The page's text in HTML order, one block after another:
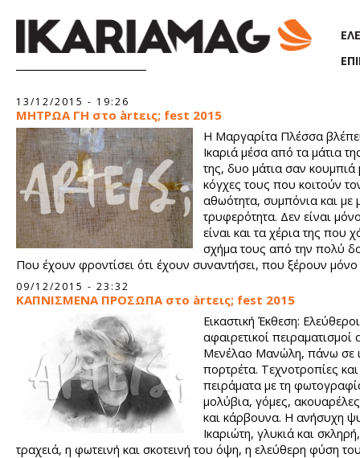
13/12/2015 - 19:26
ΜΗΤΡΩΑ ΓΗ στο àrtεις; fest 2015
Η Μαργαρίτα Πλέσσα
Ικαριά μέσα από τα μάτια
της, δυο μάτια σαν κουμπιά
κόγχες τους που κοιτούν
αθωότητα, συμπόνια και με
τρυφερότητα. Δεν είναι
είναι και τα χέρια της που
σχήμα τους από την πολύ
Που έχουν φροντίσει ότι έχουν συναντήσει, που ξέρουν
και αγνοούν παντελώς να ζητούν ή να δέχονται.
09/12/2015 - 23:32
ΚΑΠΝΙΣΜΕΝΑ ΠΡΟΣΩΠΑ στο àrtεις; fest 2015
Εικαστική Έκθεση:
αφαιρετικοί πειραματισμοί
Μενέλαο Μανώλη, πάνω σε
πορτρέτα. Τεχνοτροπίες και
πειράματα με τη
μολύβια, γόμες,
και κάρβουνα. Η ανήσυχη
Ικαριώτη, γλυκιά και
τραχειά, η φωτεινή και σκοτεινή του όψη, η ελεύθερη φύση